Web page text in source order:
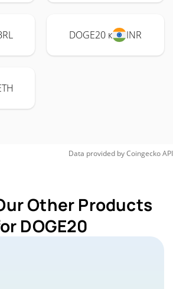
DOGE20 к INR
Data provided byCoingeckoAPI
Other Products
DOGE20